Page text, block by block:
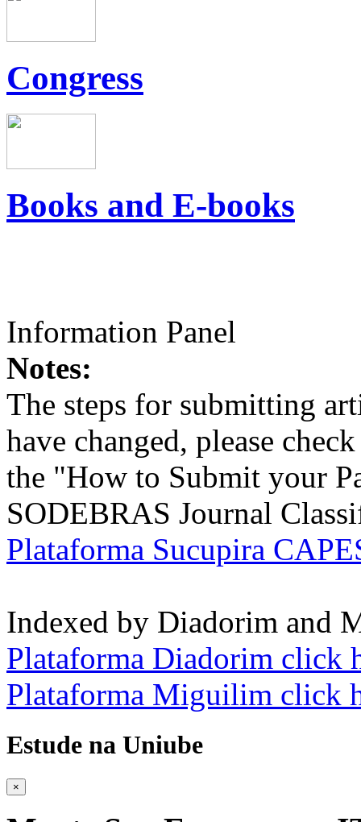
Congress
Books and E-books
Information Panel
Notes:
The steps for submitting
have changed, please
the "How to Submit your
SODEBRAS Journal
Plataforma Sucupira
Indexed by Diadorim and
Plataforma Diadorim click
Plataforma Miguilim click
Estude na Uniube
×